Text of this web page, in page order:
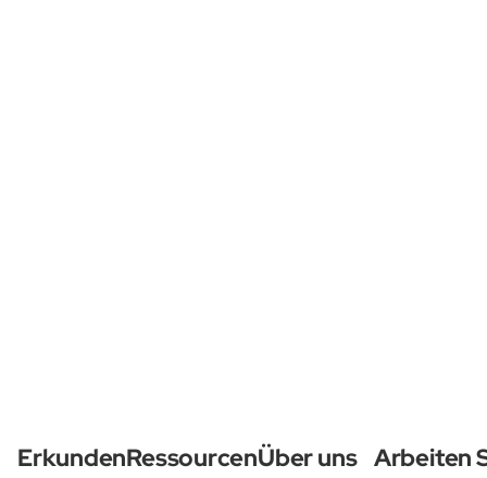
ErkundenRessourcenÜber uns Arbeiten